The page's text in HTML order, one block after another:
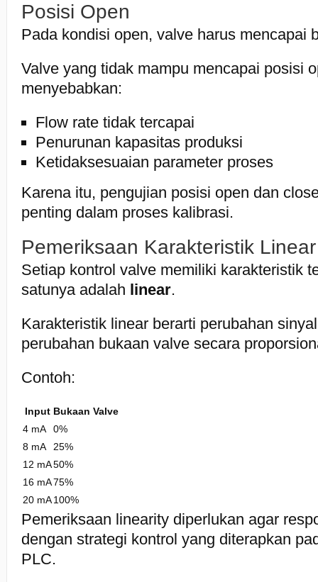
Posisi Open
Pada kondisi open, valve harus mencapai
Valve yang tidak mampu mencapai posisi
menyebabkan:
Flow rate tidak tercapai
Penurunan kapasitas produksi
Ketidaksesuaian parameter proses
Karena itu, pengujian posisi open dan
penting dalam proses kalibrasi.
Pemeriksaan Karakteristik Linear
Setiap kontrol valve memiliki karakteristik
satunya adalah linear.
Karakteristik linear berarti perubahan
perubahan bukaan valve secara
Contoh:
Input Bukaan Valve
4 mA
0%
8 mA
25%
12 mA50%
16 mA75%
20 mA100%
Pemeriksaan linearity diperlukan agar
dengan strategi kontrol yang diterapkan
PLC.